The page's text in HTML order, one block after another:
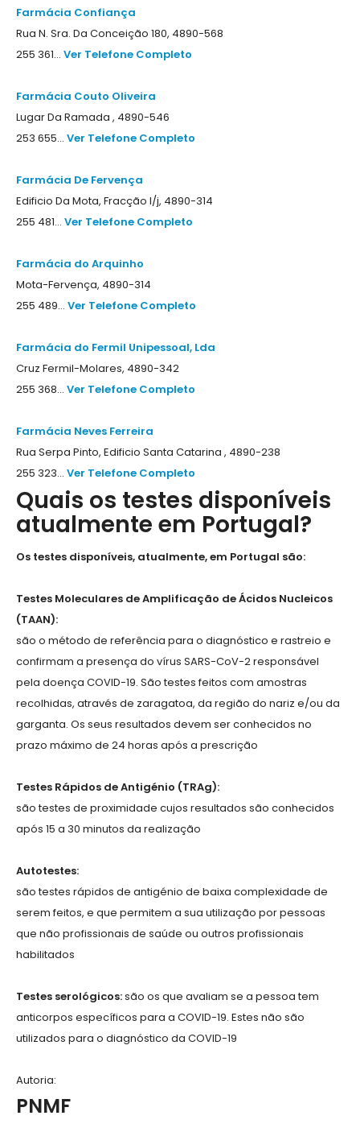
Farmácia Confiança
Rua N. Sra. Da Conceição 180, 4890-568
255 361... Ver Telefone Completo
Farmácia Couto Oliveira
Lugar Da Ramada , 4890-546
253 655... Ver Telefone Completo
Farmácia De Fervença
Edificio Da Mota, Fracção I/j, 4890-314
255 481... Ver Telefone Completo
Farmácia do Arquinho
Mota-Fervença, 4890-314
255 489... Ver Telefone Completo
Farmácia do Fermil Unipessoal, Lda
Cruz Fermil-Molares, 4890-342
255 368... Ver Telefone Completo
Farmácia Neves Ferreira
Rua Serpa Pinto, Edificio Santa Catarina , 4890-238
255 323... Ver Telefone Completo
Quais os testes disponíveis
atualmente em Portugal?
Os testes disponíveis, atualmente, em Portugal são:
Testes Moleculares de Amplificação de Ácidos Nucleicos
(TAAN):
são o método de referência para o diagnóstico e rastreio e
confirmam a presença do vírus SARS-CoV-2 responsável
pela doença COVID-19. São testes feitos com amostras
recolhidas, através de zaragatoa, da região do nariz e/ou da
garganta. Os seus resultados devem ser conhecidos no
prazo máximo de 24 horas após a prescrição
Testes Rápidos de Antigénio (TRAg):
são testes de proximidade cujos resultados são conhecidos
após 15 a 30 minutos da realização
Autotestes:
são testes rápidos de antigénio de baixa complexidade de
serem feitos, e que permitem a sua utilização por pessoas
que não profissionais de saúde ou outros profissionais
habilitados
Testes serológicos:são os que avaliam se a pessoa tem
anticorpos específicos para a COVID-19. Estes não são
utilizados para o diagnóstico da COVID-19
Autoria:
PNMF